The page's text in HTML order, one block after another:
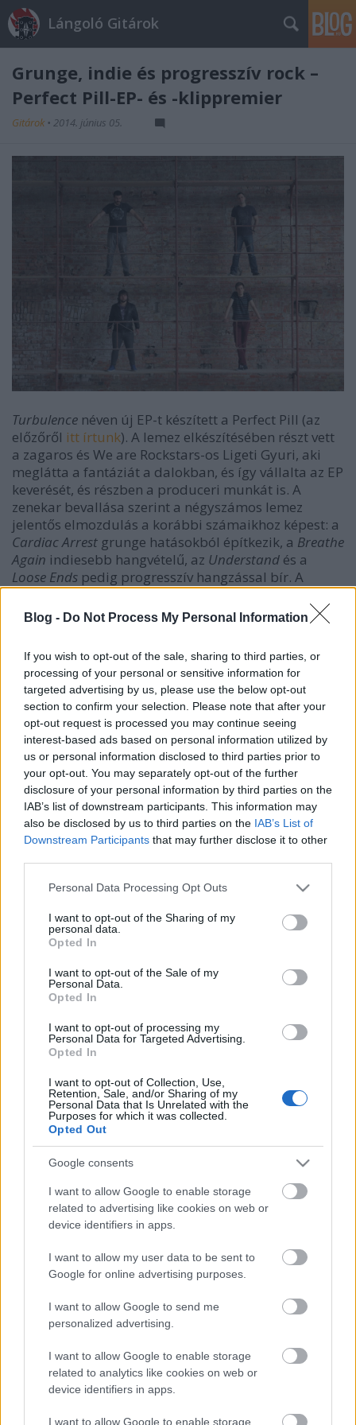
Blog - Do Not Process My Personal Information
If you wish to opt-out of the sale, sharing to third parties, or
processing of your personal or sensitive information for
targeted advertising by us, please use the below opt-out
section to confirm your selection. Please note that after your
opt-out request is processed you may continue seeing
interest-based ads based on personal information utilized by
us or personal information disclosed to third parties prior to
your opt-out. You may separately opt-out of the further
disclosure of your personal information by third parties on the
IAB’s list of downstream participants. This information may
also be disclosed by us to third parties on the IAB’s List of
Downstream Participants that may further disclose it to other
Please note that this website/app uses one or more Google
not limited to your visit or usage behaviour. You may click to
grant or deny consent to Google and its third-party tags to
use your data for below specified purposes in below Google
consent section.
Personal Data Processing Opt Outs
I want to opt-out of the Sharing of my
personal data.
Opted In
I want to opt-out of the Sale of my
Personal Data.
Opted In
I want to opt-out of processing my
Personal Data for Targeted Advertising.
Opted In
I want to opt-out of Collection, Use,
Retention, Sale, and/or Sharing of my
Personal Data that Is Unrelated with the
Purposes for which it was collected.
Opted Out
Google consents
I want to allow Google to enable storage
related to advertising like cookies on web or
device identifiers in apps.
I want to allow my user data to be sent to
Google for online advertising purposes.
I want to allow Google to send me
personalized advertising.
I want to allow Google to enable storage
related to analytics like cookies on web or
device identifiers in apps.
I want to allow Google to enable storage
Lángoló Gitárok
Grunge, indie és progresszív rock –
Perfect Pill-EP- és -klippremier
Gitárok • 2014. június 05.
Turbulence néven új EP-t készített a Perfect Pill (az
előzőről itt írtunk). A lemez elkészítésében részt vett
a zagaros és We are Rockstars-os Ligeti Gyuri, aki
meglátta a fantáziát a dalokban, és így vállalta az EP
keverését, és részben a produceri munkát is. A
zenekar bevallása szerint a négyszámos lemez
jelentős elmozdulás a korábbi számaikhoz képest: a
Cardiac Arrest grunge hatásokból építkezik, a Breathe
Again indiesebb hangvételű, az Understand és a
Loose Ends pedig progresszív hangzással bír. A
srácoklemezbemutató koncertetis adnak június 12-
én a ROHAM-ban, ahol vendégük a Tea Road lesz.
Alább mind a négy szám meghallgatható, és egy új
Az új klipet aLoose Endshezkészítette a zenekar
Harangozó Vince operatőr segítségével, melyről a
következőket mondják: „Több hétig tartó gyűjtögetés
után született meg az esti Budapest hangulatos - és
néhol eldugott zugait - bejáró klip az EP harmadik
számára, ez illeszkedett ugyanis a legjobban a kész
felvételekhez és a dal tematikájához is. A klipben
látható óriási, fánkszerű bokeh egy régi orosz
tükörobjektívvel készült, ami teljesen megváltoztatta
a klip képi világát és számunkra is meglepő
eredményt hozott létre.”